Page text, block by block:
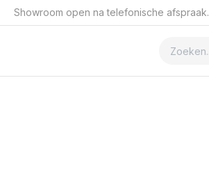
Showroom open na telefonische afspraak.